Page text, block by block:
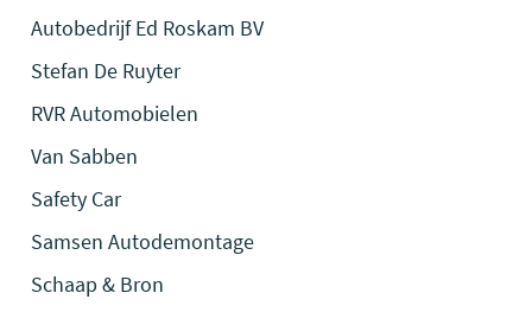
Autobedrijf Ed Roskam BV
Stefan De Ruyter
RVR Automobielen
Van Sabben
Safety Car
Samsen Autodemontage
Schaap & Bron